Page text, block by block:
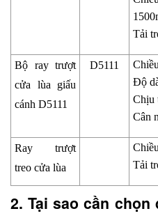
Tải
Bộ ray trượt
cửa lùa giấu
cánh D5111
D5111
Độ
Chịu
Cân
Ray trượt
treo cửa lùa
Tải
2. Tại sao cần